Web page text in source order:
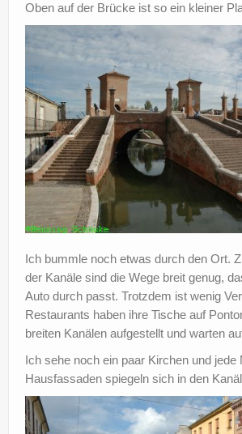
Oben auf der Brücke ist so ein kleiner
Ich bummle noch etwas durch den Ort.
der Kanäle sind die Wege breit genug,
Auto durch passt. Trotzdem ist wenig
Restaurants haben ihre Tische auf
breiten Kanälen aufgestellt und warten
Ich sehe noch ein paar Kirchen und jede
Hausfassaden spiegeln sich in den